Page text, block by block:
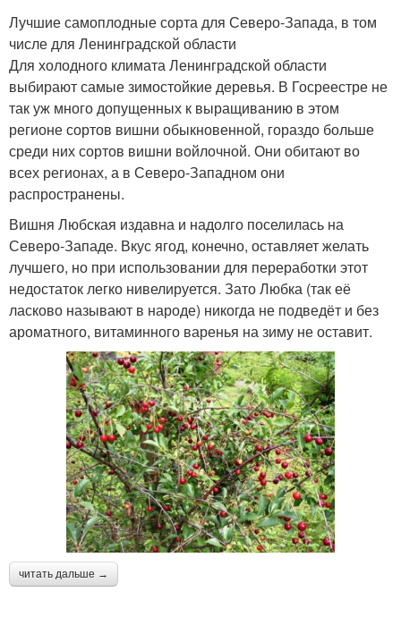
Лучшие самоплодные сорта для Северо-Запада, в том
числе для Ленинградской области
Для холодного климата Ленинградской области
выбирают самые зимостойкие деревья. В Госреестре не
так уж много допущенных к выращиванию в этом
регионе сортов вишни обыкновенной, гораздо больше
среди них сортов вишни войлочной. Они обитают во
всех регионах, а в Северо-Западном они
распространены.
Вишня Любская издавна и надолго поселилась на
Северо-Западе. Вкус ягод, конечно, оставляет желать
лучшего, но при использовании для переработки этот
недостаток легко нивелируется. Зато Любка (так её
ласково называют в народе) никогда не подведёт и без
ароматного, витаминного варенья на зиму не оставит.
читать дальше →